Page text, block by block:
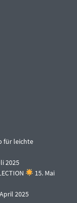
für leichte
2025
15. Mai
2025